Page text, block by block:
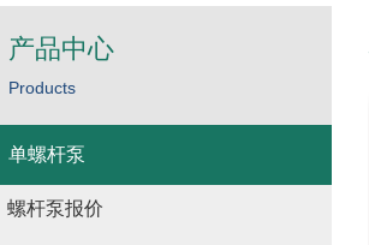
产品中心
Products
单螺杆泵
螺杆泵报价